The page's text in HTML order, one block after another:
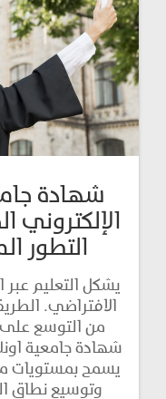
شهادة
التطور
يشكل التعليم عبر
الافتراضي.
من التوسع
شهادة جامعية
يسمح بمستويات
وتوسيع نطاق